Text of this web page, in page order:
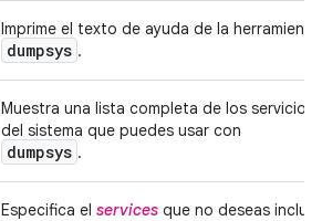
Imprime el texto de ayuda de la herramienta
dumpsys .
Muestra una lista completa de los servicios
del sistema que puedes usar con
dumpsys .
Especifica el services que no deseas incluir